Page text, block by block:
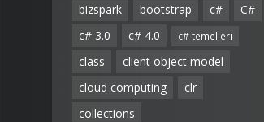
bizspark
bootstrap c#
C#
c# 3.0
c# 4.0 c# temelleri
class
client object model
cloud computing
clr
collections